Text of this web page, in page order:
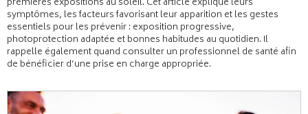
symptômes, les facteurs favorisant leur apparition et les gestes
essentiels pour les prévenir : exposition progressive,
photoprotection adaptée et bonnes habitudes au quotidien. Il
rappelle également quand consulter un professionnel de santé afin
de bénéficier d’une prise en charge appropriée.